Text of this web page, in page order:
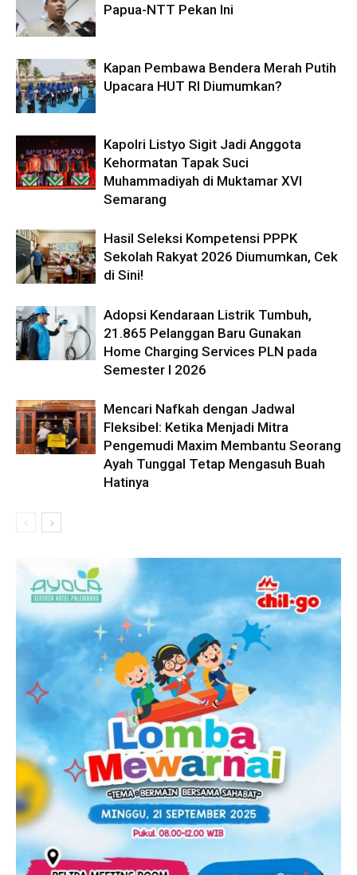
Papua-NTT Pekan Ini
Kapan Pembawa Bendera Merah Putih
Upacara HUT RI Diumumkan?
Kapolri Listyo Sigit Jadi Anggota
Kehormatan Tapak Suci
Muhammadiyah di Muktamar XVI
Semarang
Hasil Seleksi Kompetensi PPPK
Sekolah Rakyat 2026 Diumumkan, Cek
di Sini!
Adopsi Kendaraan Listrik Tumbuh,
21.865 Pelanggan Baru Gunakan
Home Charging Services PLN pada
Semester I 2026
Mencari Nafkah dengan Jadwal
Fleksibel: Ketika Menjadi Mitra
Pengemudi Maxim Membantu Seorang
Ayah Tunggal Tetap Mengasuh Buah
Hatinya